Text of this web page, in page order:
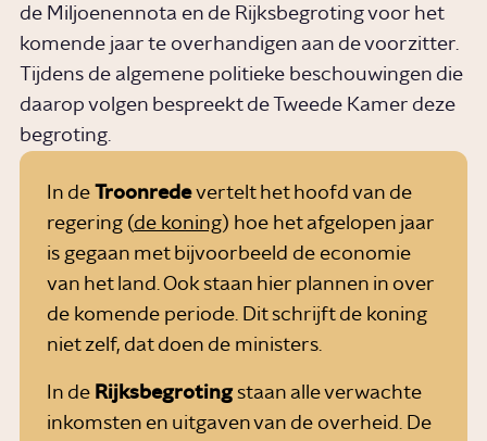
de Miljoenennota en de Rijksbegroting voor het
komende jaar te overhandigen aan de voorzitter.
Tijdens de algemene politieke beschouwingen die
daarop volgen bespreekt de Tweede Kamer deze
begroting.
In de Troonredevertelt het hoofd van de
regering (de koning) hoe het afgelopen jaar
is gegaan met bijvoorbeeld de economie
van het land. Ook staan hier plannen in over
de komende periode. Dit schrijft de koning
niet zelf, dat doen de ministers.
In de Rijksbegrotingstaan alle verwachte
inkomsten en uitgaven van de overheid. De